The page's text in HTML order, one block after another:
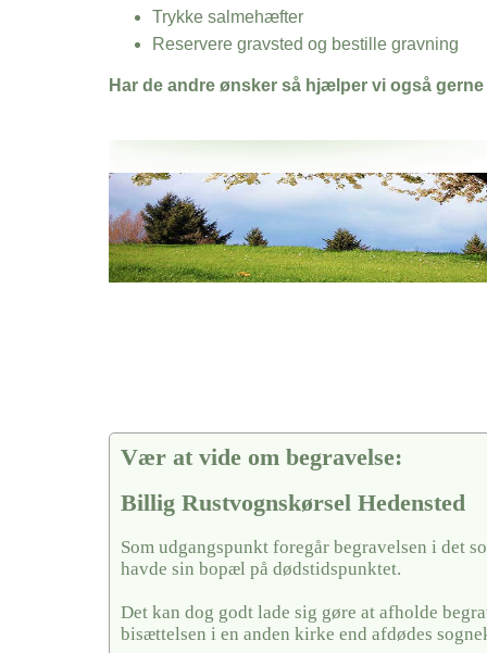
Trykke salmehæfter
Reservere gravsted og bestille gravning
Har de andre ønsker så hjælper vi også gerne
Her hos os får du altid en god afslutning når det gælder
Billig Rustvognskørsel Hedensted
vi hjælper i alle faser af begravelsel
Vær at vide om begravelse:
Billig Rustvognskørsel Hedensted
Som udgangspunkt foregår begravelsen i det
havde sin bopæl på dødstidspunktet.
Det kan dog godt lade sig gøre at afholde
bisættelsen i en anden kirke end afdødes